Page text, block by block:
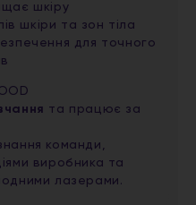
шкіру
шкіри та зон тіла
для точного
та працює за
команди,
виробника та
лазерами.